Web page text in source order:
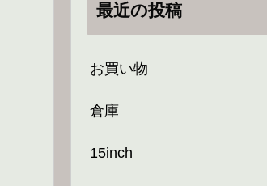
最近の投稿
お買い物
倉庫
15inch